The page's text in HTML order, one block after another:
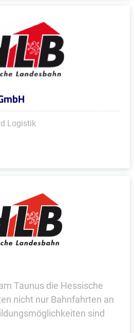
Logistik
Taunus die Hessische
nicht nur Bahnfahrten an
sind